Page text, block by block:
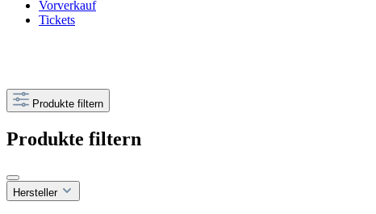
Vorverkauf
Tickets
Produkte filtern
Produkte filtern
Hersteller